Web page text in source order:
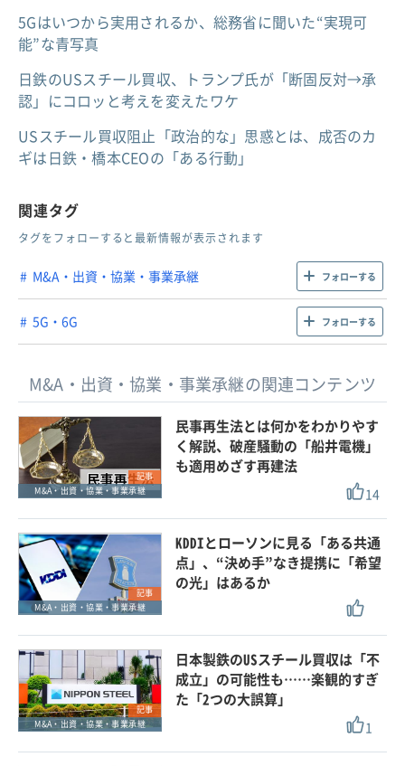
5Gはいつから実用されるか、総務省に聞いた“実現可
能”な青写真
日鉄のUSスチール買収、トランプ氏が「断固反対→承
認」にコロッと考えを変えたワケ
USスチール買収阻止「政治的な」思惑とは、成否のカ
ギは日鉄・橋本CEOの「ある行動」
関連タグ
タグをフォローすると最新情報が表示されます
M&A・出資・協業・事業承継 フォローする
5G・6G フォローする
M&A・出資・協業・事業承継の関連コンテンツ
記事
M&A・出資・協業・事業承継
民事再生法とは何かをわかりやす
く解説、破産騒動の「船井電機」
も適用めざす再建法
14
記事
M&A・出資・協業・事業承継
KDDIとローソンに見る「ある共通
点」、“決め手”なき提携に「希望
の光」はあるか
記事
M&A・出資・協業・事業承継
日本製鉄のUSスチール買収は「不
成立」の可能性も……楽観的すぎ
た「2つの大誤算」
1